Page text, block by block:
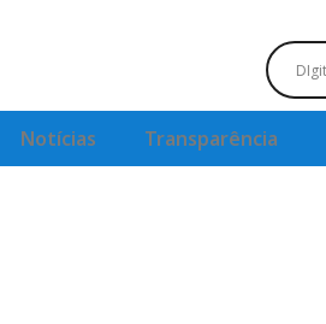
Notícias Transparência